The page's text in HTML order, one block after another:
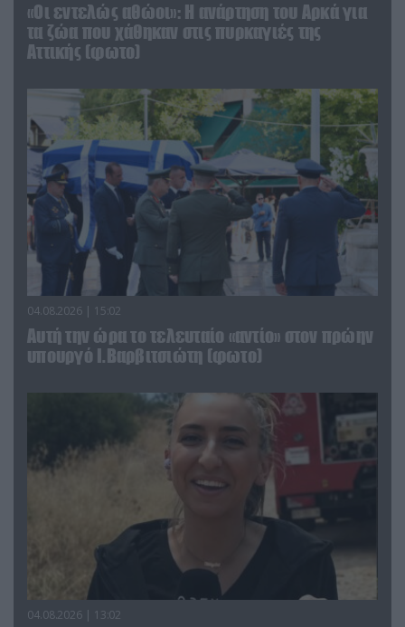
«Οι εντελώς αθώοι»: Η ανάρτηση του Αρκά για
τα ζώα που χάθηκαν στις πυρκαγιές της
Αττικής (φωτο)
04.08.2026 | 15:02
Αυτή την ώρα το τελευταίο «αντίο» στον πρώην
υπουργό Ι.Βαρβιτσιώτη (φωτο)
04.08.2026 | 13:02